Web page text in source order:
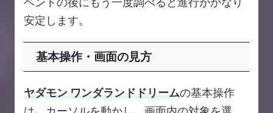
安定します。
基本操作・画面の見方
ヤダモン ワンダランドドリームの基本操作